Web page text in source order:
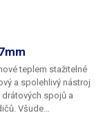
teplem stažitelné
a spolehlivý nástroj
spojů a
Všude